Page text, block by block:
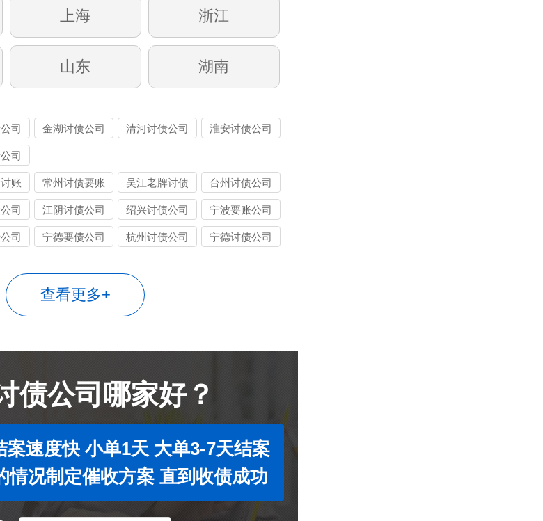
上海 浙江
山东 湖南
司 金湖讨债公司 清河讨债公司 淮安讨债公司
司
账
常州讨债要账
吴江老牌讨债
公司
台州讨债公司
司 江阴讨债公司 绍兴讨债公司 宁波要账公司
司 宁德要债公司 杭州讨债公司 宁德讨债公司
查看更多+
债公司哪家好？
案速度快 小单1天 大单3-7天结案
情况制定催收方案 直到收债成功